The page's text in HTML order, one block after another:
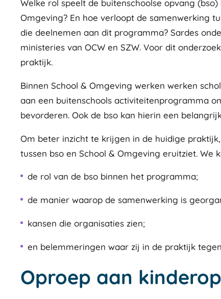
Welke rol speelt de buitenschoolse opvang
Omgeving? En hoe verloopt de samenwerking
die deelnemen aan dit programma? Sardes
ministeries van OCW en SZW. Voor dit
praktijk.
Binnen School & Omgeving werken werken
aan een buitenschools activiteitenprogramma
bevorderen. Ook de bso kan hierin een
Om beter inzicht te krijgen in de huidige
tussen bso en School & Omgeving eruitziet. We
de rol van de bso binnen het programma;
de manier waarop de samenwerking is
kansen die organisaties zien;
en belemmeringen waar zij in de praktijk
Oproep aan